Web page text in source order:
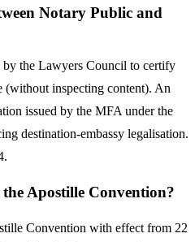
Notary Public and
the Lawyers Council to certify
(without inspecting content). An
issued by the MFA under the
destination-embassy legalisation.
Apostille Convention?
Convention with effect from 22